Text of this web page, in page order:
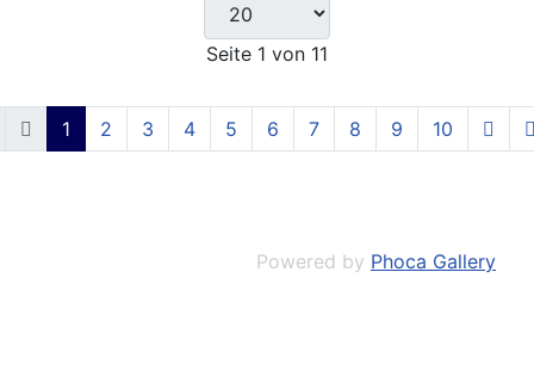
Seite 1 von 11
1 2 3 4 5 6 7 8 9 10
Powered by Phoca Gallery